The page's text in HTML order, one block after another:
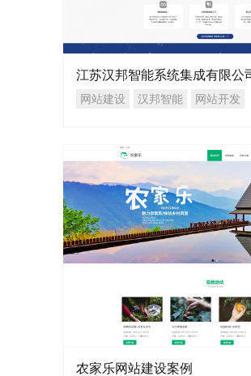
江苏汉邦智能系统集成有限公
网站建设 汉邦智能 网站开发
农家乐网站建设案例